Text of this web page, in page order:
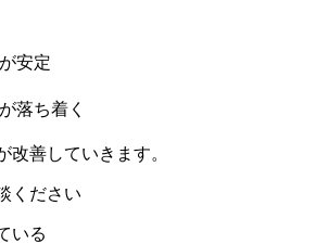
安定
落ち着く
改善していきます。
ください
いる